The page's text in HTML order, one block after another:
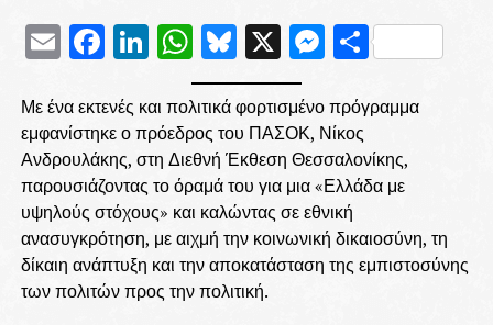
EmailFacebook
LinkedIn
WhatsApp
Bluesky
X
Με ένα εκτενές και πολιτικά φορτισμένο πρόγραμμα
εμφανίστηκε ο πρόεδρος του ΠΑΣΟΚ, Νίκος
Ανδρουλάκης, στη Διεθνή Έκθεση Θεσσαλονίκης,
παρουσιάζοντας το όραμά του για μια «Ελλάδα με
υψηλούς στόχους» και καλώντας σε εθνική
ανασυγκρότηση, με αιχμή την κοινωνική δικαιοσύνη, τη
δίκαιη ανάπτυξη και την αποκατάσταση της εμπιστοσύνης
των πολιτών προς την πολιτική.